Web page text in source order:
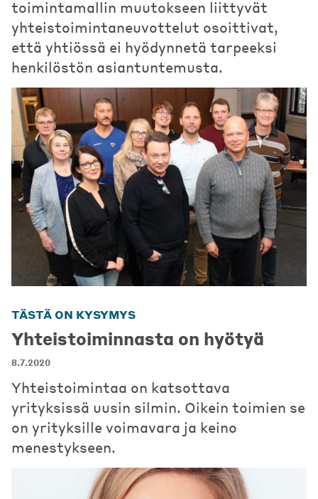
toimintamallin muutokseen liittyvät
yhteistoimintaneuvottelut osoittivat,
että yhtiössä ei hyödynnetä tarpeeksi
henkilöstön asiantuntemusta.
TÄSTÄ ON KYSYMYS
Yhteistoiminnasta on hyötyä
8.7.2020
Yhteistoimintaa on katsottava
yrityksissä uusin silmin. Oikein toimien se
on yrityksille voimavara ja keino
menestykseen.